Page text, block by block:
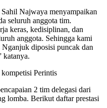
Najwaya menyampaikan
seluruh anggota tim.
keras, kedisiplinan, dan
anggota. Sehingga kami
diposisi puncak dan
katanya.
Perintis
2 tim delegasi dari
lomba. Berikut daftar prestasi